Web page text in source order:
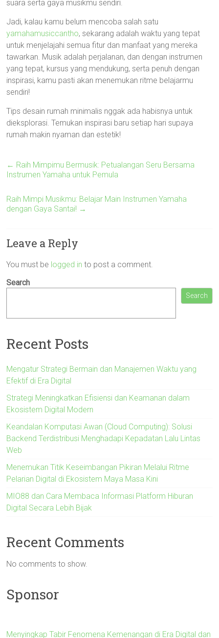
suara serta gaya musikmu sendiri.
Jadi, kalau kamu belum mencoba salah satu
yamahamusiccantho, sekarang adalah waktu yang tepat
untuk menjelajahi semua fitur dan manfaat yang mereka
tawarkan. Musik adalah perjalanan, dan dengan instrumen
yang tepat, kursus yang mendukung, serta penuh dengan
inspirasi, kamu pasti akan menemukan ritme belajarmu
sendiri!
Tips desain rumah minimalis nggak ada habisnya untuk
dieksplorasi. Temukan inspirasi baru setiap hari supaya
rumah makin nyaman dan estetik!
← Raih Mimpimu Bermusik: Petualangan Seru Bersama
Instrumen Yamaha untuk Pemula
Raih Mimpi Musikmu: Belajar Main Instrumen Yamaha
dengan Gaya Santai! →
Leave a Reply
You must be logged in to post a comment.
Search
Search
Recent Posts
Mengatur Strategi Bermain dan Manajemen Waktu yang
Efektif di Era Digital
Strategi Meningkatkan Efisiensi dan Keamanan dalam
Ekosistem Digital Modern
Keandalan Komputasi Awan (Cloud Computing): Solusi
Backend Terdistribusi Menghadapi Kepadatan Lalu Lintas
Web
Menemukan Titik Keseimbangan Pikiran Melalui Ritme
Pelarian Digital di Ekosistem Maya Masa Kini
MIO88 dan Cara Membaca Informasi Platform Hiburan
Digital Secara Lebih Bijak
Recent Comments
No comments to show.
Sponsor
Menyingkap Tabir Fenomena Kemenangan di Era Digital dan